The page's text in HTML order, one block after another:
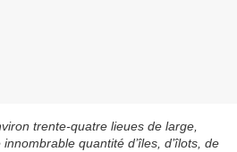
trente-quatre lieues de large,
quantité d’îles, d’îlots, de